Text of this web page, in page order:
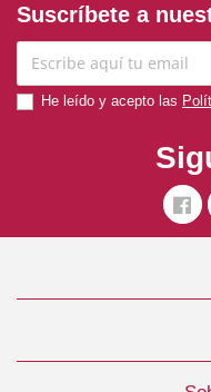
Pienso Perro
Suscríbete a
He leído y acepto las